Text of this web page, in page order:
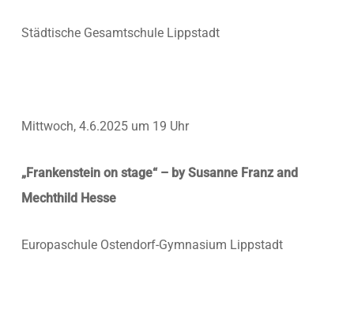
Städtische Gesamtschule Lippstadt
Mittwoch, 4.6.2025 um 19 Uhr
„Frankenstein on stage“ – by Susanne Franz and
Mechthild Hesse
Europaschule Ostendorf-Gymnasium Lippstadt